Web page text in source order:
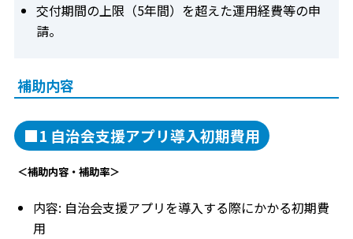
交付期間の上限（5年間）を超えた運用経費等の申
請。
補助内容
■1 自治会支援アプリ導入初期費用
＜補助内容・補助率＞
内容: 自治会支援アプリを導入する際にかかる初期費
用